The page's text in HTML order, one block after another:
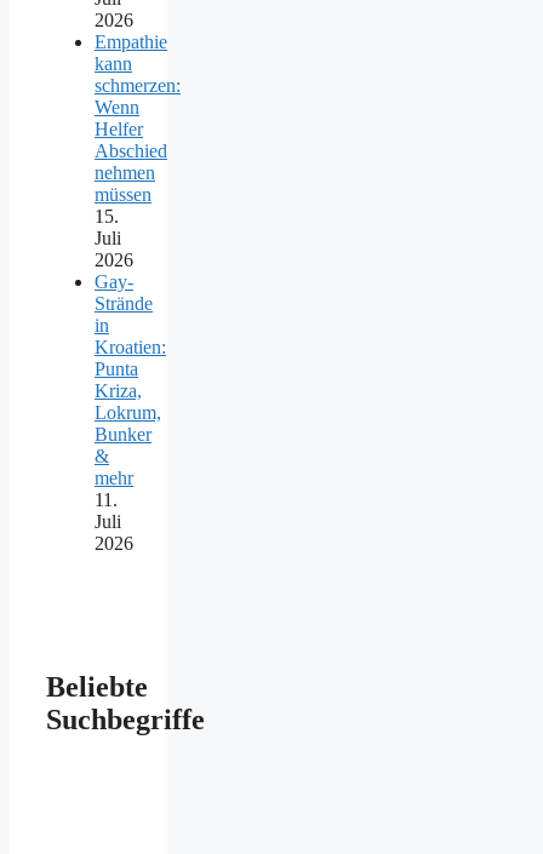
2026
Empathie
kann
schmerzen:
Wenn
Helfer
Abschied
nehmen
müssen
15.
Juli
2026
Gay-
Strände
in
Kroatien:
Punta
Kriza,
Lokrum,
Bunker
&
mehr
11.
Juli
2026
Beliebte
Suchbegriffe